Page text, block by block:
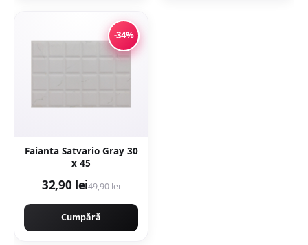
-34%
Faianta Satvario Gray 30
x 45
32,90 lei49,90 lei
Cumpără